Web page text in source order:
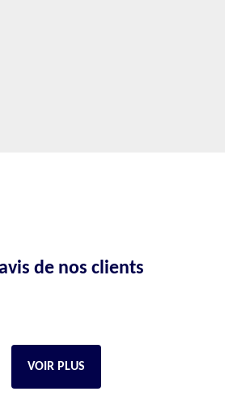
de nos clients
VOIR PLUS